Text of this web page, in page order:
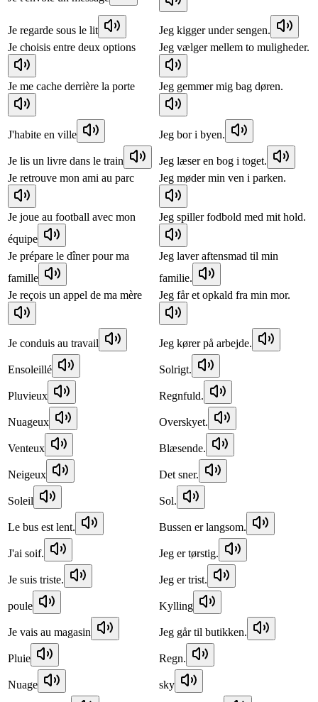
Je regarde sous le lit
Jeg kigger under sengen.
Je choisis entre deux options
Jeg vælger mellem to muligheder.
Je me cache derrière la porte Jeg gemmer mig bag døren.
J'habite en ville Jeg bor i byen.
Je lis un livre dans le train
Jeg læser en bog i toget.
Je retrouve mon ami au parc
Jeg møder min ven i parken.
Je joue au football avec mon
équipe
Jeg spiller fodbold med mit hold.
Je prépare le dîner pour ma
famille
Jeg laver aftensmad til min
familie.
Je reçois un appel de ma mère
Jeg får et opkald fra min mor.
Je conduis au travail Jeg kører på arbejde.
Ensoleillé Solrigt.
Pluvieux Regnfuld.
Nuageux Overskyet.
Venteux Blæsende.
Neigeux Det sner.
Soleil Sol.
Le bus est lent. Bussen er langsom.
J'ai soif. Jeg er tørstig.
Je suis triste. Jeg er trist.
poule Kylling
Je vais au magasin Jeg går til butikken.
Pluie Regn.
Nuage sky